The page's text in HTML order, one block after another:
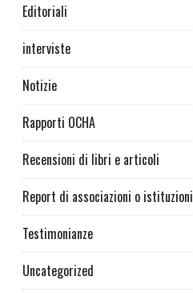
Editoriali
interviste
Notizie
Rapporti OCHA
Recensioni di libri e articoli
Report di associazioni o istituzioni
Testimonianze
Uncategorized